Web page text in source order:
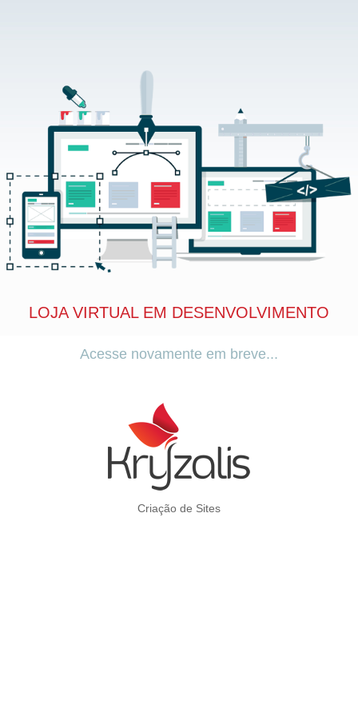
LOJA VIRTUAL EM DESENVOLVIMENTO
Acesse novamente em breve...
Criação de Sites